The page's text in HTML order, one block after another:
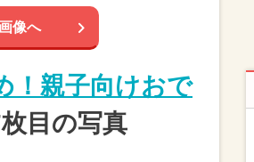
像へ
！親子向けおで
枚目の写真